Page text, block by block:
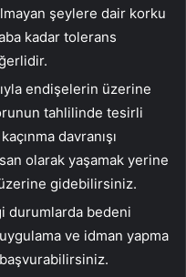
şeylere dair korku
kadar tolerans
endişelerin üzerine
tahlilinde tesirli
davranışı
olarak yaşamak yerine
gidebilirsiniz.
durumlarda bedeni
ve idman yapma